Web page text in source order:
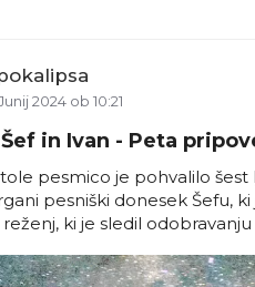
2024 ob 10:21
Borut Slokan: Šef in Ivan - Peta
pesmico je pohvalilo
pesniški donesek Šefu,
ki je sledil